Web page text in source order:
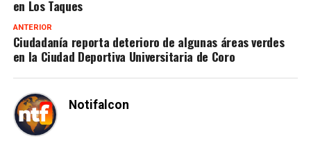
en Los Taques
ANTERIOR
Ciudadanía reporta deterioro de algunas áreas verdes
en la Ciudad Deportiva Universitaria de Coro
Notifalcon